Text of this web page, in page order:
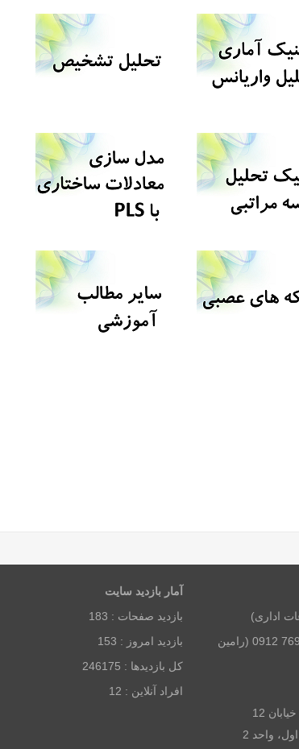
همراه و تلگرام و واتساپ: 4066 769 0912 (رامین
آدرس: تهران، میدان انقلاب، نبش خیابان 12
آمار بازديد سايت
بازديد صفحات : 183
بازديد امروز : 153
كل بازديدها : 246175
افراد آنلاين : 12